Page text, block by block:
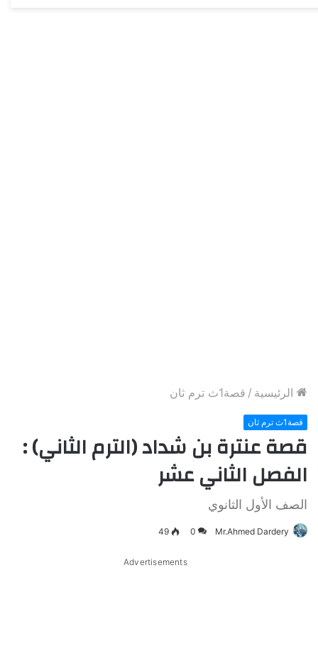
الرئيسية / قصة1ث ترم ثان
قصة1ث ترم ثان
قصة عنترة بن شداد (الترم الثاني) :
الفصل الثاني عشر
الصف الأول الثانوي
Mr.Ahmed Dardery
0
49
Advertisements